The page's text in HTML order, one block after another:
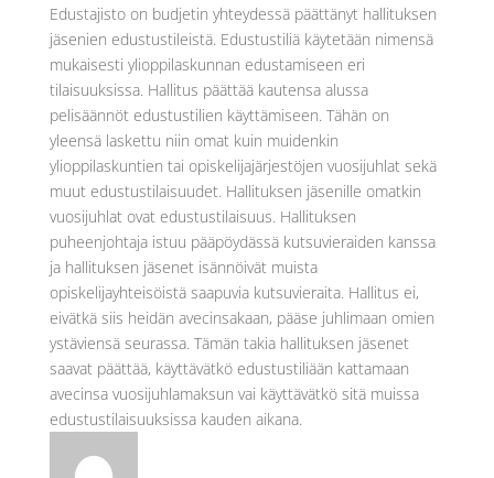
Edustajisto on budjetin yhteydessä päättänyt hallituksen
jäsenien edustustileistä. Edustustiliä käytetään nimensä
mukaisesti ylioppilaskunnan edustamiseen eri
tilaisuuksissa. Hallitus päättää kautensa alussa
pelisäännöt edustustilien käyttämiseen. Tähän on
yleensä laskettu niin omat kuin muidenkin
ylioppilaskuntien tai opiskelijajärjestöjen vuosijuhlat sekä
muut edustustilaisuudet. Hallituksen jäsenille omatkin
vuosijuhlat ovat edustustilaisuus. Hallituksen
puheenjohtaja istuu pääpöydässä kutsuvieraiden kanssa
ja hallituksen jäsenet isännöivät muista
opiskelijayhteisöistä saapuvia kutsuvieraita. Hallitus ei,
eivätkä siis heidän avecinsakaan, pääse juhlimaan omien
ystäviensä seurassa. Tämän takia hallituksen jäsenet
saavat päättää, käyttävätkö edustustiliään kattamaan
avecinsa vuosijuhlamaksun vai käyttävätkö sitä muissa
edustustilaisuuksissa kauden aikana.